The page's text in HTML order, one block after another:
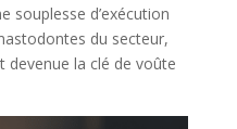
souplesse d’exécution
du secteur,
devenue la clé de voûte